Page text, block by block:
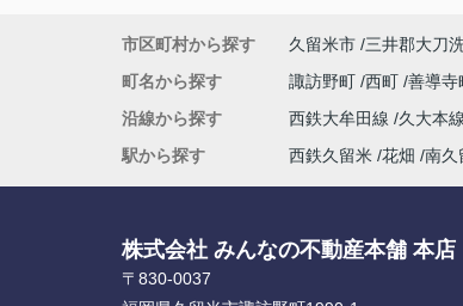
市区町村から探す 久留米市 三井郡大刀
町名から探す
諏訪野町 西町 善導寺
沿線から探す
西鉄大牟田線 久大本線
駅から探す
西鉄久留米 花畑 南久
株式会社 みんなの不動産本舗 本店
〒830-0037